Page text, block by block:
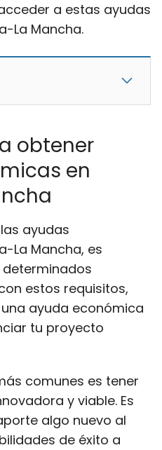
a estas ayudas
La Mancha.
obtener
en
ayudas
La Mancha, es
estos requisitos,
ayuda económica
tu proyecto
comunes es tener
y viable. Es
algo nuevo al
de éxito a